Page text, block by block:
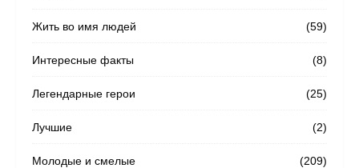
(59)
Жить во имя людей
(8)
Интересные факты
(25)
Легендарные герои
(2)
Лучшие
(209)
Молодые и смелые